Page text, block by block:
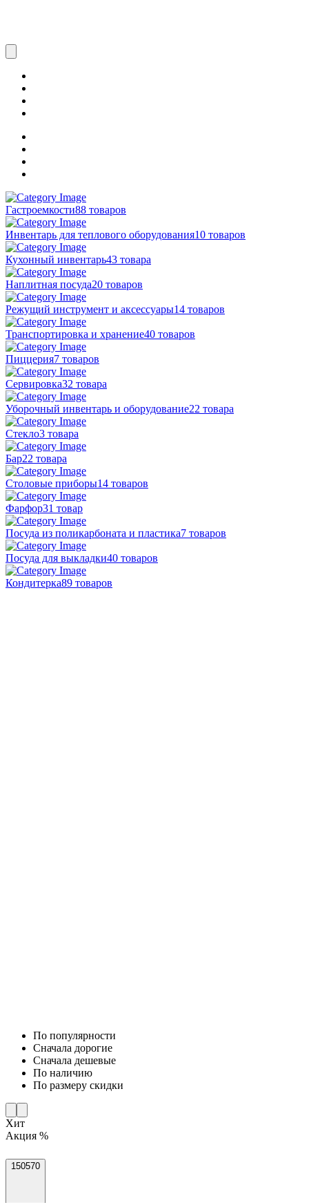
Гастроемкости88 товаров
Инвентарь для теплового оборудования10 товаров
Кухонный инвентарь43 товара
Наплитная посуда20 товаров
Режущий инструмент и аксессуары14 товаров
Транспортировка и хранение40 товаров
Пиццерия7 товаров
Сервировка32 товара
Уборочный инвентарь и оборудование22 товара
Стекло3 товара
Бар22 товара
Столовые приборы14 товаров
Фарфор31 товар
Посуда из поликарбоната и пластика7 товаров
Посуда для выкладки40 товаров
Кондитерка89 товаров
По популярности
Cначала дорогие
Cначала дешевые
По наличию
По размеру скидки
Хит
Акция %
150570